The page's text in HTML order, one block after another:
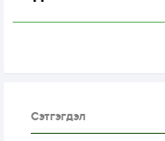
Сэтгэгдэл